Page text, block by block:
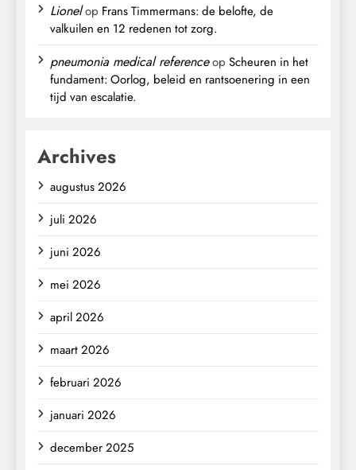
Lionelop Frans Timmermans: de belofte, de
valkuilen en 12 redenen tot zorg.
pneumonia medical referenceop Scheuren in het
fundament: Oorlog, beleid en rantsoenering in een
tijd van escalatie.
Archives
augustus 2026
juli 2026
juni 2026
mei 2026
april 2026
maart 2026
februari 2026
januari 2026
december 2025